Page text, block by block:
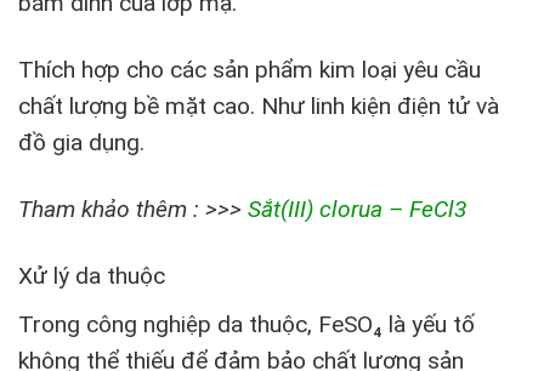
Thích hợp cho các sản phẩm kim loại yêu cầu
chất lượng bề mặt cao. Như linh kiện điện tử và
đồ gia dụng.
Tham khảo thêm : >>> Sắt(III) clorua – FeCl3
Xử lý da thuộc
Trong công nghiệp da thuộc, FeSO₄ là yếu tố
không thể thiếu để đảm bảo chất lượng sản